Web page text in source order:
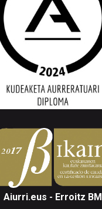
Aiurri.eus - Erroitz BM